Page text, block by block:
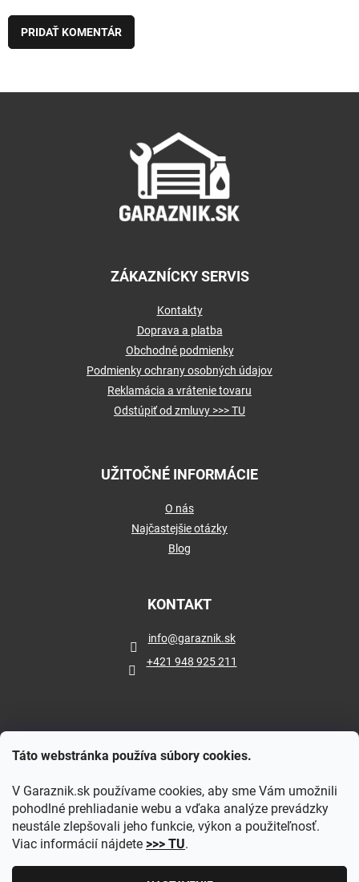
Táto webstránka používa súbory cookies.
V Garaznik.sk používame cookies, aby sme Vám umožnili
pohodlné prehliadanie webu a vďaka analýze prevádzky
neustále zlepšovali jeho funkcie, výkon a použiteľnosť.
Viac informácií nájdete >>> TU.
PRIDAŤ KOMENTÁR
ZÁKAZNÍCKY SERVIS
Kontakty
Doprava a platba
Obchodné podmienky
Podmienky ochrany osobných údajov
Reklamácia a vrátenie tovaru
Odstúpiť od zmluvy >>> TU
UŽITOČNÉ INFORMÁCIE
O nás
Najčastejšie otázky
Blog
KONTAKT
info@garaznik.sk
+421 948 925 211